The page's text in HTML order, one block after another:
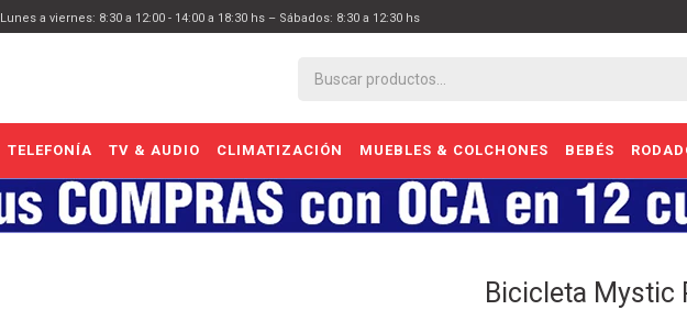
TELEFONÍA TV & AUDIO CLIMATIZACIÓN MUEBLES & COLCHONES BEBÉS
Lunes a viernes: 8:30 a 12:00 - 14:00 a 18:30 hs – Sábados: 8:30 a 12:30 hs
Bicicleta Mystic